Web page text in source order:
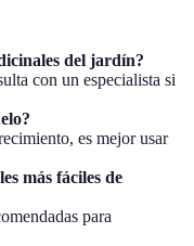
del jardín?
con un especialista si
es mejor usar
más fáciles de
para